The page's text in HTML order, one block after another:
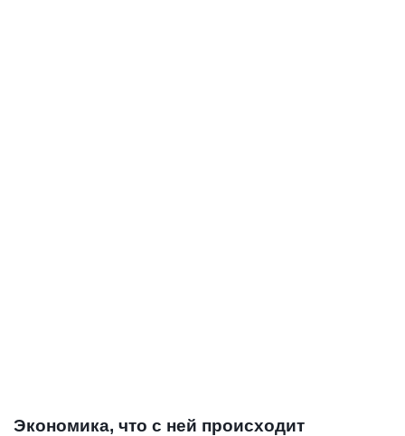
Экономика, что с ней происходит